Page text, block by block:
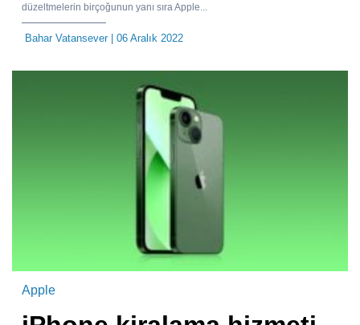
düzeltmelerin birçoğunun yanı sıra Apple...
Bahar Vatansever| 06 Aralık 2022
Apple